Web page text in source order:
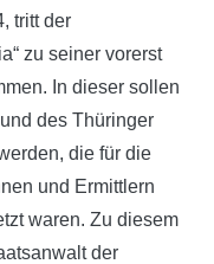
tritt der
zu seiner vorerst
In dieser sollen
des Thüringer
die für die
und Ermittlern
waren. Zu diesem
der